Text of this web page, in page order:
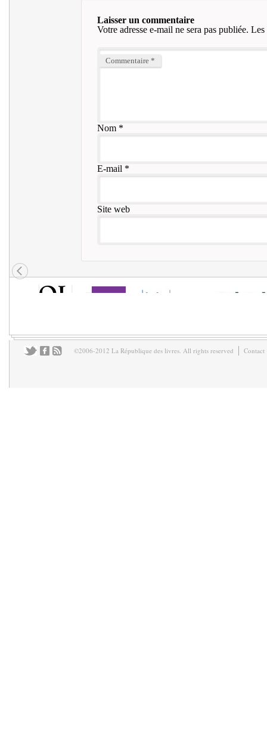
Laisser un commentaire
Votre adresse e-mail ne sera pas publiée. Les
Commentaire *
Nom*
E-mail *
Site web
©2006-2012 La République des livres. All rights reserved Contact